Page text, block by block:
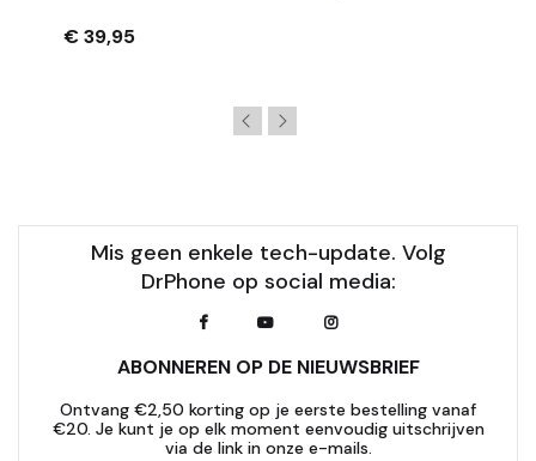
€ 39,95
Mis geen enkele tech-update. Volg
DrPhone op social media:
ABONNEREN OP DE NIEUWSBRIEF
Ontvang €2,50 korting op je eerste bestelling vanaf
€20. Je kunt je op elk moment eenvoudig uitschrijven
via de link in onze e-mails.